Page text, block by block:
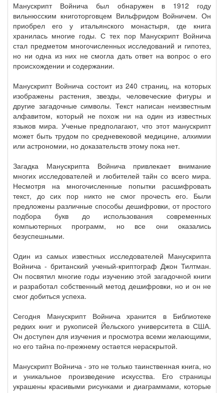
Манускрипт Войнича был обнаружен в 1912 году
вильнюсским книготорговцем Вильфридом Войничем. Он
приобрел его у итальянского монастыря, где книга
хранилась многие годы. С тех пор Манускрипт Войнича
стал предметом многочисленных исследований и гипотез,
но ни одна из них не смогла дать ответ на вопрос о его
происхождении и содержании.
Манускрипт Войнича состоит из 240 страниц, на которых
изображены растения, звезды, человеческие фигуры и
другие загадочные символы. Текст написан неизвестным
алфавитом, который не похож ни на один из известных
языков мира. Ученые предполагают, что этот манускрипт
может быть трудом по средневековой медицине, алхимии
или астрономии, но доказательств этому пока нет.
Загадка Манускрипта Войнича привлекает внимание
многих исследователей и любителей тайн со всего мира.
Несмотря на многочисленные попытки расшифровать
текст, до сих пор никто не смог прочесть его. Были
предложены различные способы дешифровки, от простого
подбора букв до использования современных
компьютерных программ, но все они оказались
безуспешными.
Один из самых известных исследователей Манускрипта
Войнича - британский ученый-криптограф Джон Тилтман.
Он посвятил многие годы изучению этой загадочной книги
и разработал собственный метод дешифровки, но и он не
смог добиться успеха.
Сегодня Манускрипт Войнича хранится в Библиотеке
редких книг и рукописей Йельского университета в США.
Он доступен для изучения и просмотра всеми желающими,
но его тайна по-прежнему остается нераскрытой.
Манускрипт Войнича - это не только таинственная книга, но
и уникальное произведение искусства. Его страницы
украшены красивыми рисунками и диаграммами, которые